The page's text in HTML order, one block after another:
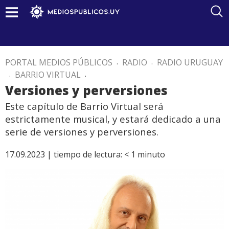
PORTAL MEDIOS PÚBLICOS . RADIO . RADIO URUGUAY
. BARRIO VIRTUAL .
Versiones y perversiones
Este capítulo de Barrio Virtual será
estrictamente musical, y estará dedicado a una
serie de versiones y perversiones.
17.09.2023 | tiempo de lectura: < 1 minuto